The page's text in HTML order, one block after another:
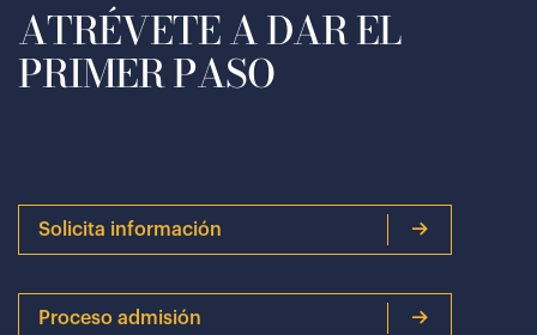
ATRÉVETE A DAR EL
PRIMER PASO
Solicita información
Proceso admisión